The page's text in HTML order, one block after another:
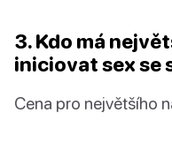
3. Kdo má
iniciovat sex se
Cena pro největšího